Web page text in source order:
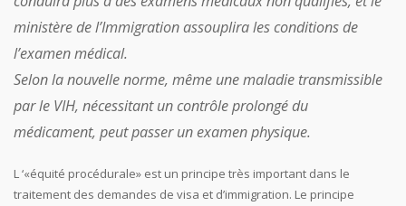
ministère de l’Immigration assouplira les conditions de
l’examen médical.
Selon la nouvelle norme, même une maladie transmissible
par le VIH, nécessitant un contrôle prolongé du
médicament, peut passer un examen physique.
L ‘«équité procédurale» est un principe très important dans le
traitement des demandes de visa et d’immigration. Le principe